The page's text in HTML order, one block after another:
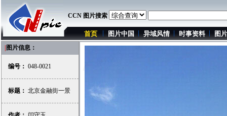
CCN 图片搜索
首页 图片中国 异域风情 时事资料 图
图片信息：
编号： 048-0021
标题： 北京金融街一景